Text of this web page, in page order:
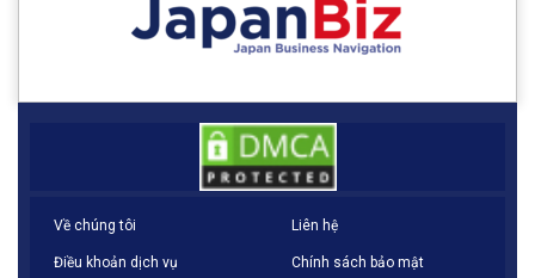
Về chúng tôi Liên hệ
Điều khoản dịch vụ Chính sách bảo mật